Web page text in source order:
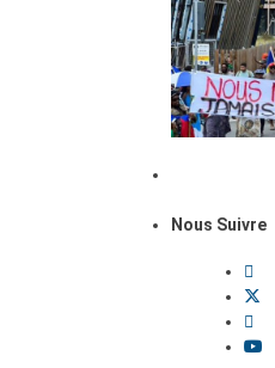
Nous Suivre